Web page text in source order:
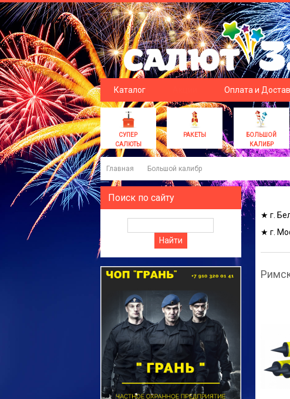
Каталог Оплата и
СУПЕР
САЛЮТЫ
РАКЕТЫ
БОЛЬШОЙ
КАЛИБР
Главная Большой калибр
★ г.
★ г.
Поиск по сайту